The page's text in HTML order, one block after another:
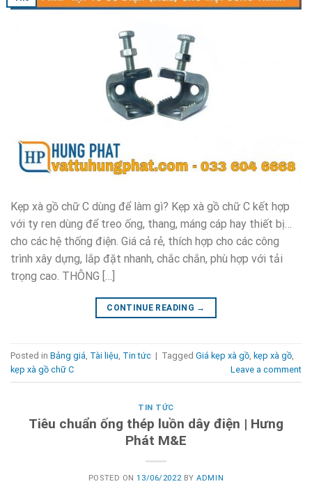
Kẹp xà gồ chữ C dùng để làm gì? Kẹp xà gồ chữ C kết hợp
với ty ren dùng để treo ống, thang, máng cáp hay thiết bị…
cho các hệ thống điện. Giá cả rẻ, thích hợp cho các công
trình xây dựng, lắp đặt nhanh, chắc chắn, phù hợp với tải
trọng cao. THÔNG […]
CONTINUE READING →
Posted in Bảng giá Tài liệu Tin tức | Tagged Giá kẹp xà gồ kẹp xà gồ
kẹp xà gồ chữ C
Leave a comment
TIN TỨC
Tiêu chuẩn ống thép luồn dây điện | Hưng
Phát M&E
POSTED ON13/06/2022BYADMIN